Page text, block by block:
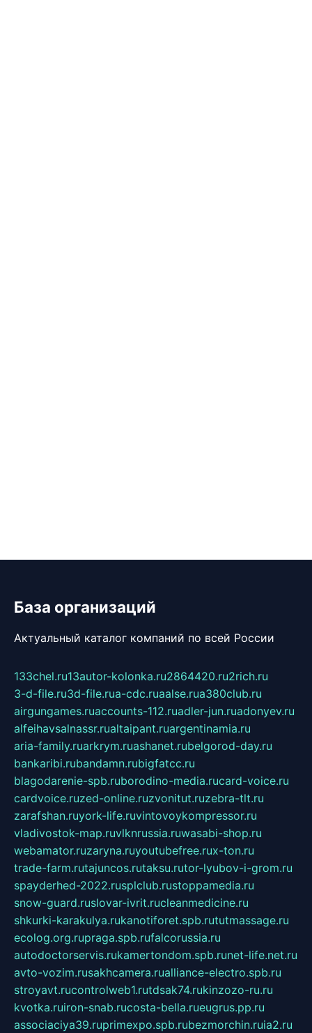
База организаций
Актуальный каталог компаний по всей России
133chel.ru13autor-kolonka.ru2864420.ru2rich.ru
3-d-file.ru3d-file.rua-cdc.ruaalse.rua380club.ru
airgungames.ruaccounts-112.ruadler-jun.ruadonyev.ru
alfeihavsalnassr.rualtaipant.ruargentinamia.ru
aria-family.ruarkrym.ruashanet.rubelgorod-day.ru
bankaribi.rubandamn.rubigfatcc.ru
blagodarenie-spb.ruborodino-media.rucard-voice.ru
cardvoice.ruzed-online.ruzvonitut.ruzebra-tlt.ru
zarafshan.ruyork-life.ruvintovoykompressor.ru
vladivostok-map.ruvlknrussia.ruwasabi-shop.ru
webamator.ruzaryna.ruyoutubefree.rux-ton.ru
trade-farm.rutajuncos.rutaksu.rutor-lyubov-i-grom.ru
spayderhed-2022.rusplclub.rustoppamedia.ru
snow-guard.ruslovar-ivrit.rucleanmedicine.ru
shkurki-karakulya.rukanotiforet.spb.rututmassage.ru
ecolog.org.rupraga.spb.rufalcorussia.ru
autodoctorservis.rukamertondom.spb.runet-life.net.ru
avto-vozim.rusakhcamera.rualliance-electro.spb.ru
stroyavt.rucontrolweb1.rutdsak74.rukinzozo-ru.ru
kvotka.ruiron-snab.rucosta-bella.rueugrus.pp.ru
associaciya39.ruprimexpo.spb.rubezmorchin.ruia2.ru